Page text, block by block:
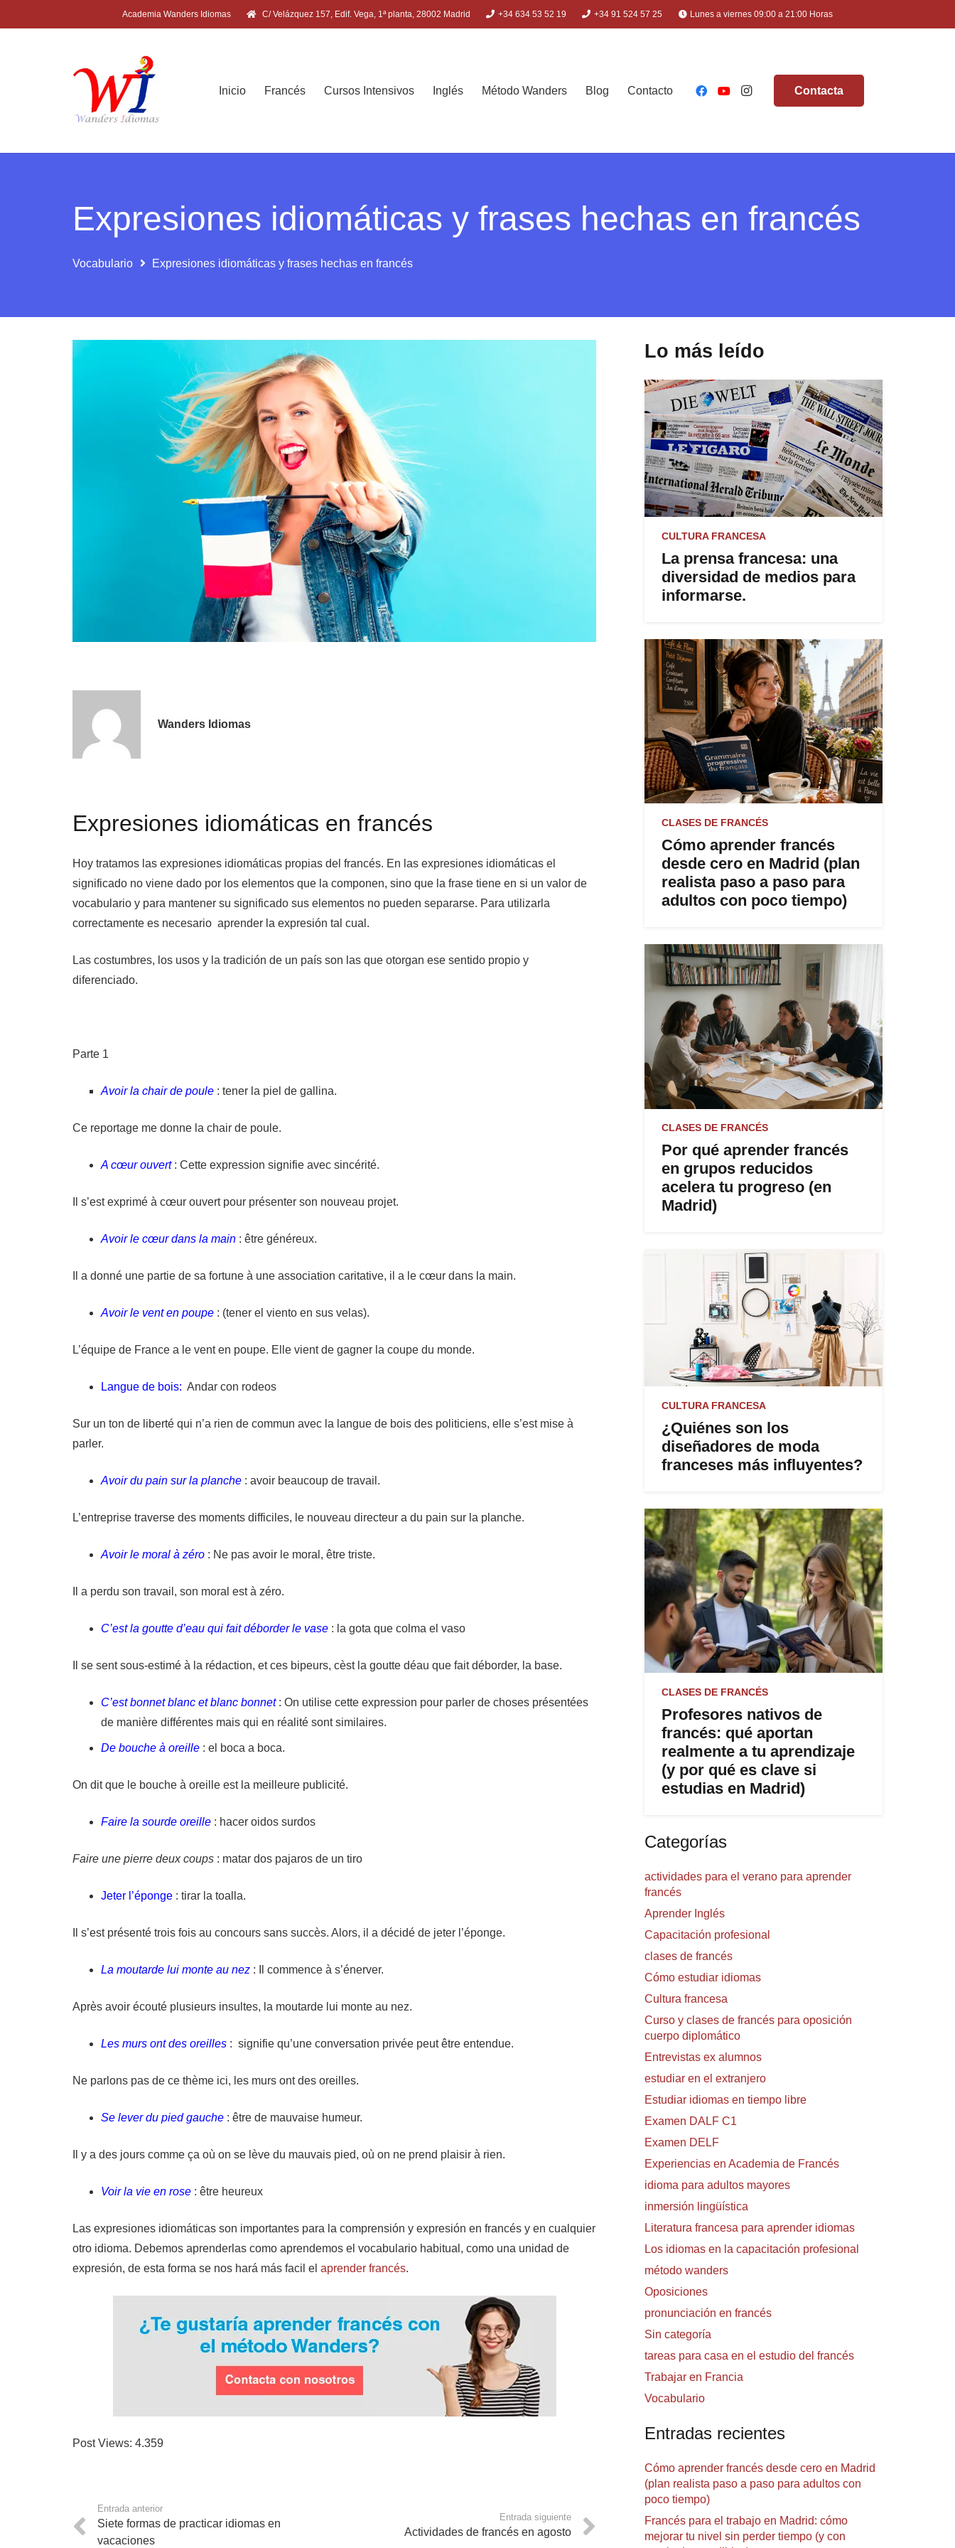
Academia Wanders Idiomas C/ Velázquez 157, Edif. Vega, 1ª planta, 28002 Madrid +34 634 53 52 19 +34 91 524 57 25 Lunes a viernes 09:00 a 21:00 Horas
Inicio Francés Cursos Intensivos Inglés Método Wanders Blog Contacto Contacta
Expresiones idiomáticas y frases hechas en francés
Vocabulario Expresiones idiomáticas y frases hechas en francés
Wanders Idiomas
Expresiones idiomáticas en francés
Hoy tratamos las expresiones idiomáticas propias del francés. En las expresiones idiomáticas el
significado no viene dado por los elementos que la componen, sino que la frase tiene en si un valor de
vocabulario y para mantener su significado sus elementos no pueden separarse. Para utilizarla
correctamente es necesario aprender la expresión tal cual.
Las costumbres, los usos y la tradición de un país son las que otorgan ese sentido propio y
diferenciado.
Parte 1
Avoir la chair de poule : tener la piel de gallina.
Ce reportage me donne la chair de poule.
A cœur ouvert: Cette expression signifie avec sincérité.
Il s’est exprimé à cœur ouvert pour présenter son nouveau projet.
Avoir le cœur dans la main : être généreux.
Il a donné une partie de sa fortune à une association caritative, il a le cœur dans la main.
Avoir le vent en poupe : (tener el viento en sus velas).
L’équipe de France a le vent en poupe. Elle vient de gagner la coupe du monde.
Langue de bois: Andar con rodeos
Sur un ton de liberté qui n’a rien de commun avec la langue de bois des politiciens, elle s’est mise à
parler.
Avoir du pain sur la planche : avoir beaucoup de travail.
L’entreprise traverse des moments difficiles, le nouveau directeur a du pain sur la planche.
Avoir le moral à zéro : Ne pas avoir le moral, être triste.
Il a perdu son travail, son moral est à zéro.
C’est la goutte d’eau qui fait déborder le vase : la gota que colma el vaso
Il se sent sous-estimé à la rédaction, et ces bipeurs, cèst la goutte déau que fait déborder, la base.
C’est bonnet blanc et blanc bonnet: On utilise cette expression pour parler de choses présentées
de manière différentes mais qui en réalité sont similaires.
De bouche à oreille : el boca a boca.
On dit que le bouche à oreille est la meilleure publicité.
Faire la sourde oreille : hacer oidos surdos
Faire une pierre deux coups : matar dos pajaros de un tiro
Jeter l’éponge : tirar la toalla.
Il s’est présenté trois fois au concours sans succès. Alors, il a décidé de jeter l’éponge.
La moutarde lui monte au nez : Il commence à s’énerver.
Après avoir écouté plusieurs insultes, la moutarde lui monte au nez.
Les murs ont des oreilles : signifie qu’une conversation privée peut être entendue.
Ne parlons pas de ce thème ici, les murs ont des oreilles.
Se lever du pied gauche : être de mauvaise humeur.
Il y a des jours comme ça où on se lève du mauvais pied, où on ne prend plaisir à rien.
Voir la vie en rose : être heureux
Las expresiones idiomáticas son importantes para la comprensión y expresión en francés y en cualquier
otro idioma. Debemos aprenderlas como aprendemos el vocabulario habitual, como una unidad de
expresión, de esta forma se nos hará más facil el aprender francés.
Post Views: 4.359
Entrada anterior
Siete formas de practicar idiomas en
vacaciones
Entrada siguiente
Actividades de francés en agosto
Lo más leído
CULTURA FRANCESA
La prensa francesa: una
diversidad de medios para
informarse.
CLASES DE FRANCÉS
Cómo aprender francés
desde cero en Madrid (plan
realista paso a paso para
adultos con poco tiempo)
CLASES DE FRANCÉS
Por qué aprender francés
en grupos reducidos
acelera tu progreso (en
Madrid)
CULTURA FRANCESA
¿Quiénes son los
diseñadores de moda
franceses más influyentes?
CLASES DE FRANCÉS
Profesores nativos de
francés: qué aportan
realmente a tu aprendizaje
(y por qué es clave si
estudias en Madrid)
Categorías
actividades para el verano para aprender
francés
Aprender Inglés
Capacitación profesional
clases de francés
Cómo estudiar idiomas
Cultura francesa
Curso y clases de francés para oposición
cuerpo diplomático
Entrevistas ex alumnos
estudiar en el extranjero
Estudiar idiomas en tiempo libre
Examen DALF C1
Examen DELF
Experiencias en Academia de Francés
idioma para adultos mayores
inmersión lingüística
Literatura francesa para aprender idiomas
Los idiomas en la capacitación profesional
método wanders
Oposiciones
pronunciación en francés
Sin categoría
tareas para casa en el estudio del francés
Trabajar en Francia
Vocabulario
Entradas recientes
Cómo aprender francés desde cero en Madrid
(plan realista paso a paso para adultos con
poco tiempo)
Francés para el trabajo en Madrid: cómo
mejorar tu nivel sin perder tiempo (y con